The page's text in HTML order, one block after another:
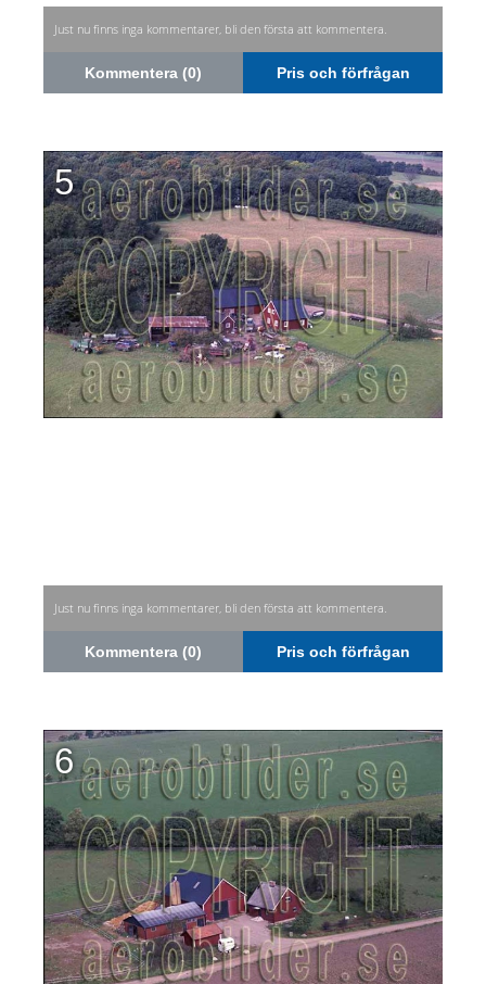
Just nu finns inga kommentarer, bli den första att kommentera.
Kommentera (0) Pris och förfrågan
5
Just nu finns inga kommentarer, bli den första att kommentera.
Kommentera (0) Pris och förfrågan
6